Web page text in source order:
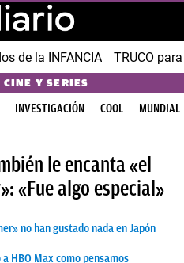
de la INFANCIA TRUCO
Y SERIES
INVESTIGACIÓN COOL MUNDIAL
le encanta «el
«Fue algo especial»
no han gustado nada en Japón
HBO Max como pensamos